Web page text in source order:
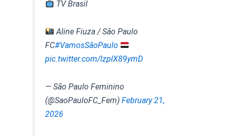
TV Brasil
Aline Fiuza / São Paulo
FC#VamosSãoPaulo
pic.twitter.com/lzplX89ymD
— São Paulo Feminino
(@SaoPauloFC_Fem)February 21,
2026